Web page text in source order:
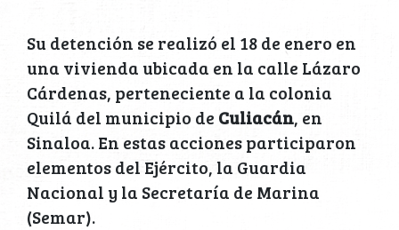
Su detención se realizó el 18 de enero en
una vivienda ubicada en la calle Lázaro
Cárdenas, perteneciente a la colonia
Quilá del municipio de Culiacán, en
Sinaloa. En estas acciones participaron
elementos del Ejército, la Guardia
Nacional y la Secretaría de Marina
(Semar).